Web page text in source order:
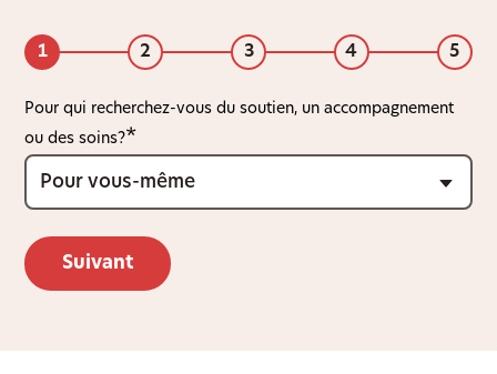
1 2 3 4 5
Pour qui recherchez-vous du soutien, un accompagnement
ou des soins?